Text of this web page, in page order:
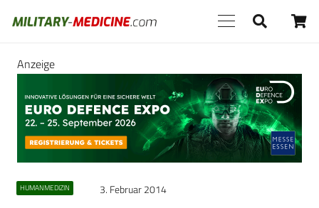
Anzeige
HUMANMEDIZIN 3. Februar 2014